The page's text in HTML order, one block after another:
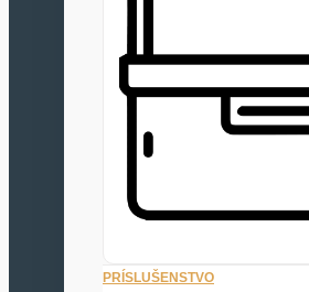
PRÍSLUŠENSTVO